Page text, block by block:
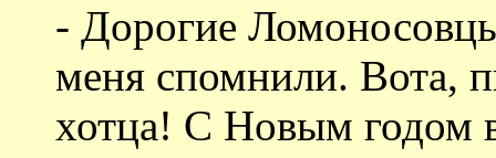
- Дорогие
меня спомнили. Вота,
хотца! С Новым годом